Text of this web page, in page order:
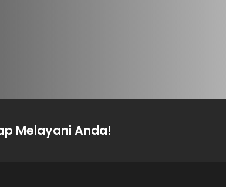
Melayani Anda!